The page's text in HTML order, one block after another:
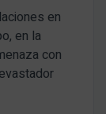
en
en la
con